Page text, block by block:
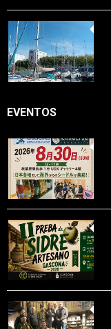
EVENTOS